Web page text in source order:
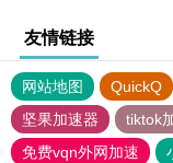
友情链接
网站地图 QuickQ
坚果加速器
tiktok
免费vqn外网加速